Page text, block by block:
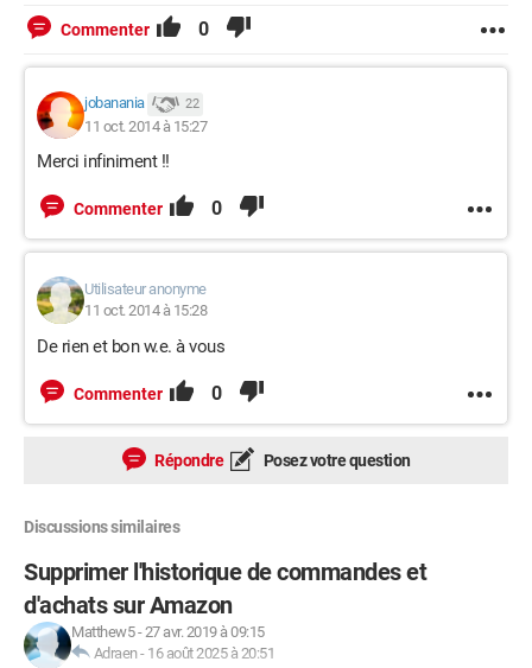
Commenter 0
jobanania 22
11 oct. 2014 à 15:27
Merci infiniment !!
Commenter 0
Utilisateur anonyme
11 oct. 2014 à 15:28
De rien et bon w.e. à vous
Commenter 0
Répondre Posez votre question
Discussions similaires
Supprimer l'historique de commandes et
d'achats sur Amazon
Matthew5-27 avr. 2019 à 09:15
Adraen- 16 août 2025 à 20:51